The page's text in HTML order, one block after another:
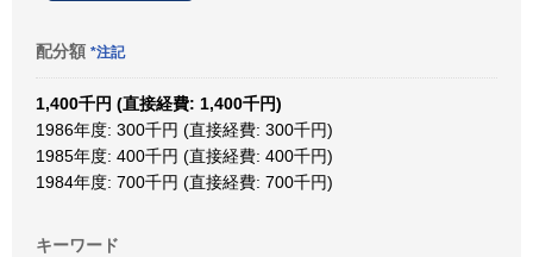
配分額 *注記
1,400千円 (直接経費: 1,400千円)
1986年度: 300千円 (直接経費: 300千円)
1985年度: 400千円 (直接経費: 400千円)
1984年度: 700千円 (直接経費: 700千円)
キーワード